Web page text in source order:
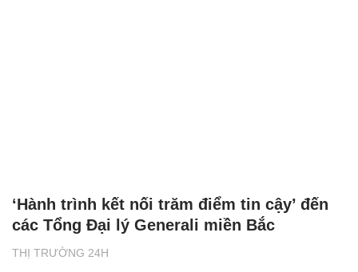
THỊ TRƯỜNG 24H
‘Hành trình kết nối trăm điểm tin cậy’ đến
các Tổng Đại lý Generali miền Bắc